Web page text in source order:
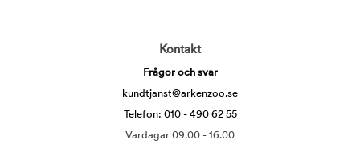
Kontakt
Frågor och svar
kundtjanst@arkenzoo.se
Telefon: 010 - 490 62 55
Vardagar 09.00 - 16.00